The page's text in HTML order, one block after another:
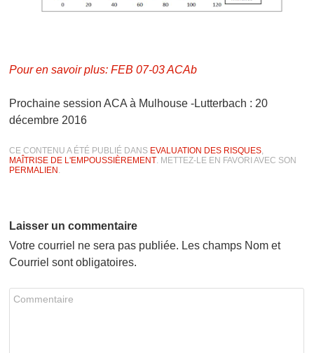
Pour en savoir plus:FEB 07-03 ACAb
Prochaine session ACA à Mulhouse -Lutterbach : 20
décembre 2016
CE CONTENU A ÉTÉ PUBLIÉ DANS EVALUATION DES RISQUES,
MAÎTRISE DE L'EMPOUSSIÈREMENT. METTEZ-LE EN FAVORI AVEC SON
PERMALIEN .
Laisser un commentaire
Votre courriel ne sera pas publiée. Les champs Nom et
Courriel sont obligatoires.